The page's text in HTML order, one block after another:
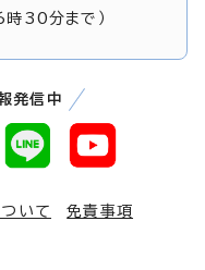
時30分まで）
発信中
いて
免責事項